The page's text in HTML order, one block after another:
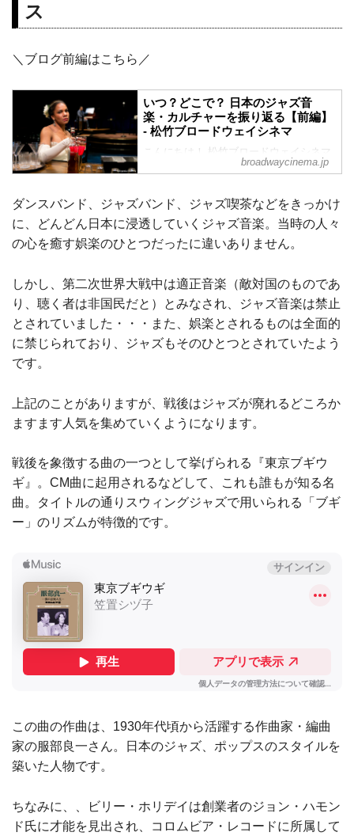
ス
＼ブログ前編はこちら／
いつ？どこで？ 日本のジャズ音
楽・カルチャーを振り返る【前編】
- 松竹ブロードウェイシネマ
こんにちは！ 松竹ブロードウェイシネマ
新人女子部員のYuriです。ブロードウェイ
ルや演劇の素晴らしさについて気ままに
発信！ 今回は、日本のジャズ音楽シーン
についてお話しします。カバー画像：
『ビリー・ホリデイ物語 Lady Day at
broadwaycinema.jp
ダンスバンド、ジャズバンド、ジャズ喫茶などをきっかけ
に、どんどん日本に浸透していくジャズ音楽。当時の人々
の心を癒す娯楽のひとつだったに違いありません。
しかし、第二次世界大戦中は適正音楽（敵対国のものであ
り、聴く者は非国民だと）とみなされ、ジャズ音楽は禁止
とされていました・・・また、娯楽とされるものは全面的
に禁じられており、ジャズもそのひとつとされていたよう
です。
上記のことがありますが、戦後はジャズが廃れるどころか
ますます人気を集めていくようになります。
戦後を象徴する曲の一つとして挙げられる『東京ブギウ
ギ』。CM曲に起用されるなどして、これも誰もが知る名
曲。タイトルの通りスウィングジャズで用いられる「ブギ
ー」のリズムが特徴的です。
この曲の作曲は、1930年代頃から活躍する作曲家・編曲
家の服部良一さん。日本のジャズ、ポップスのスタイルを
築いた人物です。
ちなみに、、ビリー・ホリデイは創業者のジョン・ハモン
ド氏に才能を見出され、コロムビア・レコードに所属して